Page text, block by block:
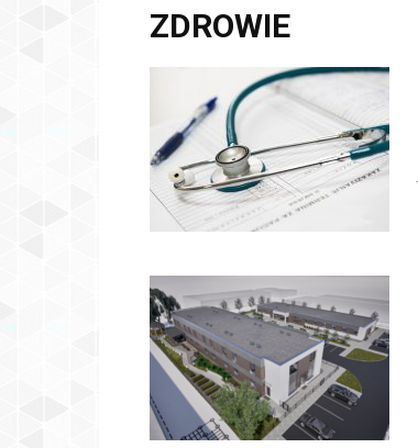
ZDROWIE